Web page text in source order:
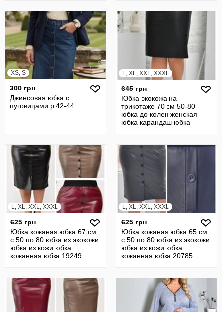
XS, S
300 грн
Джинсовая юбка с
пуговицами р.42-44
L, XL, XXL, XXXL
645 грн
Юбка экокожа на
трикотаже 70 см 50-80
юбка до колен женская
юбка карандаш юбка
L, XL, XXL, XXXL
625 грн
Юбка кожаная юбка 67 см
с 50 по 80 юбка из экокожи
юбка из кожи юбка
кожанная юбка 19249
L, XL, XXL, XXXL
625 грн
Юбка кожаная юбка 65 см
с 50 по 80 юбка из экокожи
юбка из кожи юбка
кожанная юбка 20785